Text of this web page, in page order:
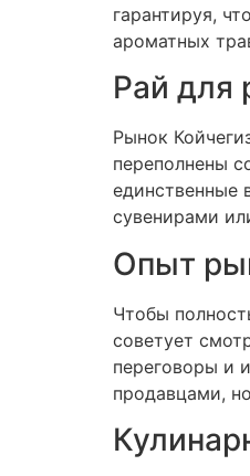
гарантируя,
ароматных
Рай для
Рынок
переполнены
единственные
сувенирами
Опыт
Чтобы
советует
переговоры и
продавцами,